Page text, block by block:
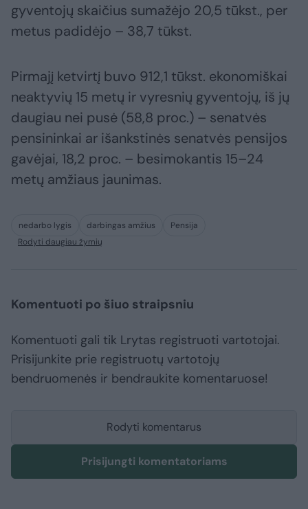
gyventojų skaičius sumažėjo 20,5 tūkst., per
metus padidėjo – 38,7 tūkst.
Pirmajį ketvirtį buvo 912,1 tūkst. ekonomiškai
neaktyvių 15 metų ir vyresnių gyventojų, iš jų
daugiau nei pusė (58,8 proc.) – senatvės
pensininkai ar išankstinės senatvės pensijos
gavėjai, 18,2 proc. – besimokantis 15–24
metų amžiaus jaunimas.
nedarbo lygis darbingas amžius
Pensija
Rodyti daugiau žymių
Komentuoti po šiuo straipsniu
Komentuoti gali tik Lrytas registruoti vartotojai.
Prisijunkite prie registruotų vartotojų
bendruomenės ir bendraukite komentaruose!
Rodyti komentarus
Prisijungti komentatoriams